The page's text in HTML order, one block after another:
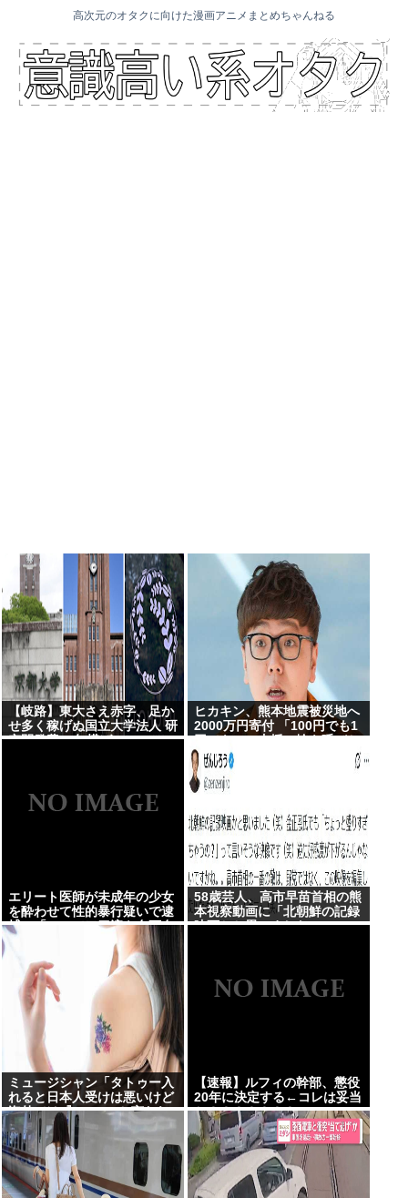
高次元のオタクに向けた漫画アニメまとめちゃんねる
【岐路】東大さえ赤字、足か
せ多く稼げぬ国立大学法人 研
究開発費20年横ばい
ヒカキン、熊本地震被災地へ
2000万円寄付 「100円でも1
円でも…」支援の輪を呼びか
け
エリート医師が未成年の少女
を酔わせて性的暴行疑いで逮
捕…「SNSで二刀流を自画自
賛」の素顔
58歳芸人、高市早苗首相の熊
本視察動画に「北朝鮮の記録
映画かと思いました」
ミュージシャン「タトゥー入
れると日本人受けは悪いけど
海外では『Cool!』と言われ
る
【速報】ルフィの幹部、懲役
20年に決定する←コレは妥当
か？？？？？？？